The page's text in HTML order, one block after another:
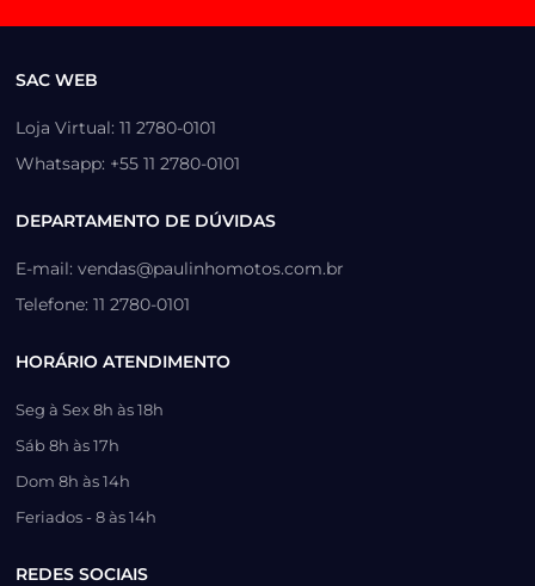
SAC WEB
Loja Virtual: 11 2780-0101
Whatsapp: +55 11 2780-0101
DEPARTAMENTO DE DÚVIDAS
E-mail: vendas@paulinhomotos.com.br
Telefone: 11 2780-0101
HORÁRIO ATENDIMENTO
Seg à Sex 8h às 18h
Sáb 8h às 17h
Dom 8h às 14h
Feriados - 8 às 14h
REDES SOCIAIS